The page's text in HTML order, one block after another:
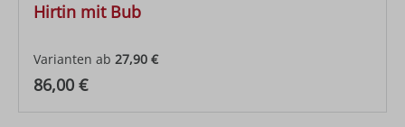
Hirtin mit Bub
Varianten ab 27,90 €
Regulärer Preis:
86,00 €